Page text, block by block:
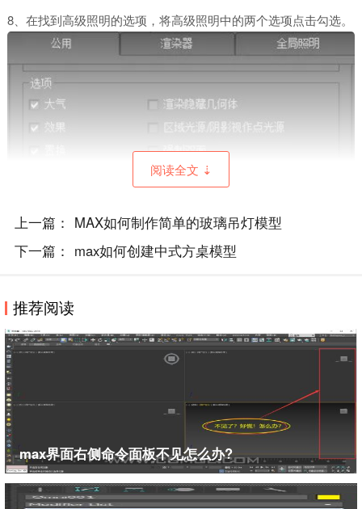
8、在找到高级照明的选项，将高级照明中的两个选项点击勾选。
9、再在渲染设置中找到反射和折射的选项，并设置其的参数。
阅读全文 ⇣
上一篇： MAX如何制作简单的玻璃吊灯模型
下一篇： max如何创建中式方桌模型
推荐阅读
max界面右侧命令面板不见怎么办?